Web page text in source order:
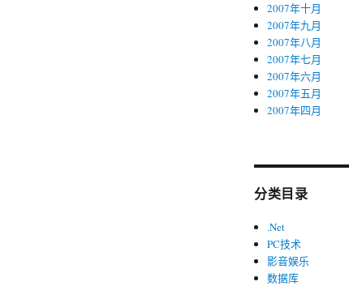
2007年十月
2007年九月
2007年八月
2007年七月
2007年六月
2007年五月
2007年四月
分类目录
.Net
PC技术
影音娱乐
数据库